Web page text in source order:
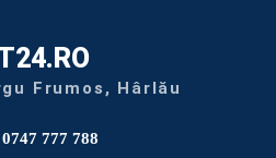
Frumos, Hârlău
0747 777 788